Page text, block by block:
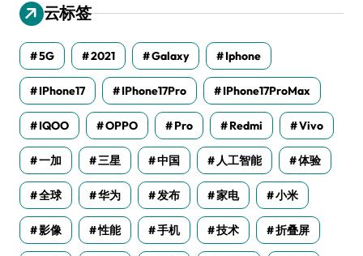
云标签
5G 2021 Galaxy Iphone
IPhone17 IPhone17Pro IPhone17ProMax
IQOO OPPO Pro Redmi Vivo
一加 三星 中国 人工智能 体验
全球 华为 发布 家电 小米
影像 性能 手机 技术 折叠屏